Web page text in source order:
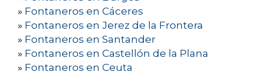
» Fontaneros en Cáceres
» Fontaneros en Jerez de la Frontera
» Fontaneros en Santander
» Fontaneros en Castellón de la Plana
» Fontaneros en Ceuta